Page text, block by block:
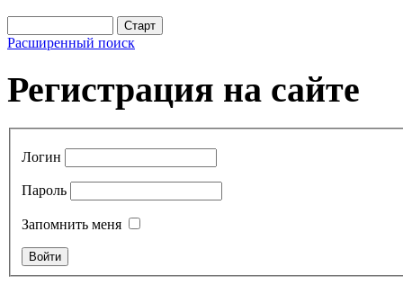
Расширенный поиск
Регистрация на сайте
Логин
Пароль
Запомнить меня